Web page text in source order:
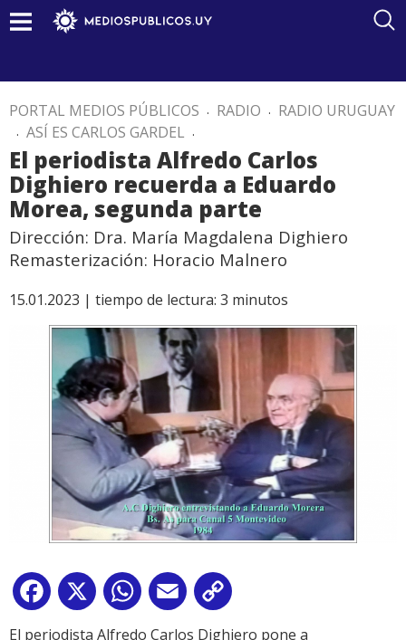
PORTAL MEDIOS PÚBLICOS . RADIO . RADIO URUGUAY
. ASÍ ES CARLOS GARDEL .
El periodista Alfredo Carlos
Dighiero recuerda a Eduardo
Morea, segunda parte
Dirección: Dra. María Magdalena Dighiero
Remasterización: Horacio Malnero
15.01.2023 | tiempo de lectura: 3 minutos
Facebook
X WhatsApp
Email
Link
El periodista Alfredo Carlos Dighiero pone a